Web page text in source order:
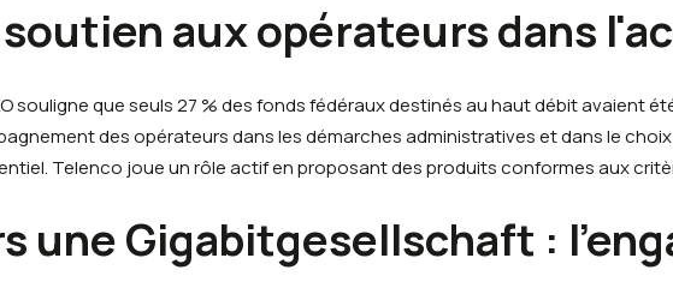
aux opérateurs dans
souligne que seuls 27 % des fonds fédéraux destinés au haut débit avaient
des opérateurs dans les démarches administratives et dans le
Telenco joue un rôle actif en proposant des produits conformes aux
uneGigabitgesellschaft :